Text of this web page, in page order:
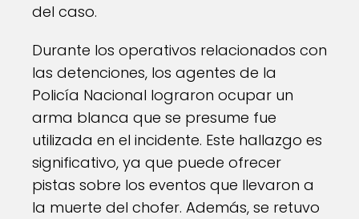
del caso.
Durante los operativos relacionados con
las detenciones, los agentes de la
Policía Nacional lograron ocupar un
arma blanca que se presume fue
utilizada en el incidente. Este hallazgo es
significativo, ya que puede ofrecer
pistas sobre los eventos que llevaron a
la muerte del chofer. Además, se retuvo